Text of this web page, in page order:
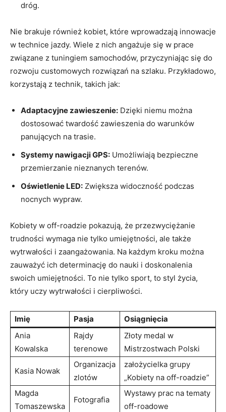
dróg.
Nie brakuje również kobiet, które wprowadzają innowacje
w technice jazdy. Wiele z nich angażuje się w prace
związane z tuningiem samochodów, przyczyniając się do
rozwoju customowych rozwiązań na szlaku. Przykładowo,
korzystają z technik, takich jak:
Adaptacyjne zawieszenie: Dzięki niemu można
dostosować twardość zawieszenia do warunków
panujących na trasie.
Systemy nawigacji GPS: Umożliwiają bezpieczne
przemierzanie nieznanych terenów.
Oświetlenie LED: Zwiększa widoczność podczas
nocnych wypraw.
Kobiety w off-roadzie pokazują, że przezwyciężanie
trudności wymaga nie tylko umiejętności, ale także
wytrwałości i zaangażowania. Na każdym kroku można
zauważyć ich determinację do nauki i doskonalenia
swoich umiejętności. To nie tylko sport, to styl życia,
który uczy wytrwałości i cierpliwości.
Imię Pasja
Osiągnięcia
Ania
Kowalska
Rajdy
terenowe
Złoty medal w
Mistrzostwach Polski
Kasia Nowak
Organizacja
zlotów
założycielka grupy
„Kobiety na off-roadzie”
Magda
Tomaszewska
Fotografia
Wystawy prac na tematy
off-roadowe